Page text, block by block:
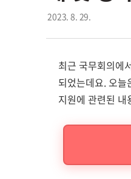
2023. 8. 29.
최근 국무회의에
되었는데요. 오
지원에 관련된